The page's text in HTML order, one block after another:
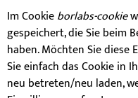
Im Cookieborlabs-cookie
gespeichert, die Sie beim
haben. Möchten Sie
Sie einfach das Cookie in
neu betreten/neu laden,